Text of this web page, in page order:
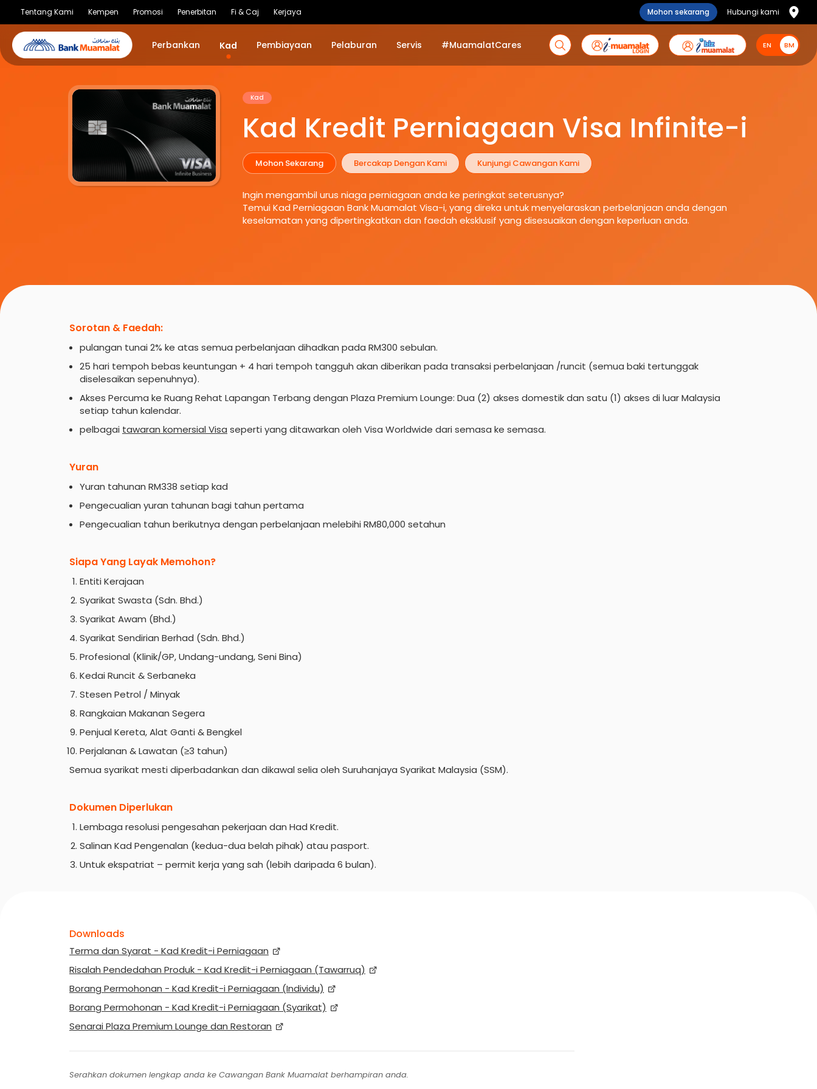
Tentang Kami Kempen Promosi Penerbitan Fi & Caj Kerjaya Mohon sekarang Hubungi kami
Perbankan Kad Pembiayaan Pelaburan Servis #MuamalatCares EN BM
BM
Kad
Kad Kredit Perniagaan Visa Infinite-i
Mohon Sekarang Bercakap Dengan Kami Kunjungi Cawangan Kami
Ingin mengambil urus niaga perniagaan anda ke peringkat seterusnya?
Temui Kad Perniagaan Bank Muamalat Visa-i, yang direka untuk menyelaraskan perbelanjaan anda dengan
keselamatan yang dipertingkatkan dan faedah eksklusif yang disesuaikan dengan keperluan anda.
Sorotan & Faedah:
pulangan tunai 2% ke atas semua perbelanjaan dihadkan pada RM300 sebulan.
25 hari tempoh bebas keuntungan + 4 hari tempoh tangguh akan diberikan pada transaksi perbelanjaan /runcit (semua baki tertunggak
diselesaikan sepenuhnya).
Akses Percuma ke Ruang Rehat Lapangan Terbang dengan Plaza Premium Lounge: Dua (2) akses domestik dan satu (1) akses di luar Malaysia
setiap tahun kalendar.
pelbagai tawaran komersial Visa seperti yang ditawarkan oleh Visa Worldwide dari semasa ke semasa.
Yuran
Yuran tahunan RM338 setiap kad
Pengecualian yuran tahunan bagi tahun pertama
Pengecualian tahun berikutnya dengan perbelanjaan melebihi RM80,000 setahun
Siapa Yang Layak Memohon?
Entiti Kerajaan
Syarikat Swasta (Sdn. Bhd.)
Syarikat Awam (Bhd.)
Syarikat Sendirian Berhad (Sdn. Bhd.)
Profesional (Klinik/GP, Undang-undang, Seni Bina)
Kedai Runcit & Serbaneka
Stesen Petrol / Minyak
Rangkaian Makanan Segera
Penjual Kereta, Alat Ganti & Bengkel
Perjalanan & Lawatan (≥3 tahun)
Semua syarikat mesti diperbadankan dan dikawal selia oleh Suruhanjaya Syarikat Malaysia (SSM).
Dokumen Diperlukan
Lembaga resolusi pengesahan pekerjaan dan Had Kredit.
Salinan Kad Pengenalan (kedua-dua belah pihak) atau pasport.
Untuk ekspatriat – permit kerja yang sah (lebih daripada 6 bulan).
Downloads
Terma dan Syarat - Kad Kredit-i Perniagaan
Risalah Pendedahan Produk - Kad Kredit-i Perniagaan (Tawarruq)
Borang Permohonan - Kad Kredit-i Perniagaan (Individu)
Borang Permohonan - Kad Kredit-i Perniagaan (Syarikat)
Senarai Plaza Premium Lounge dan Restoran
Serahkan dokumen lengkap anda ke Cawangan Bank Muamalat berhampiran anda.